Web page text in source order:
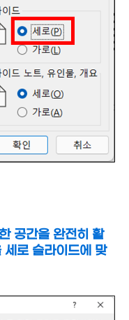
공간을 완전히 활
세로 슬라이드에 맞